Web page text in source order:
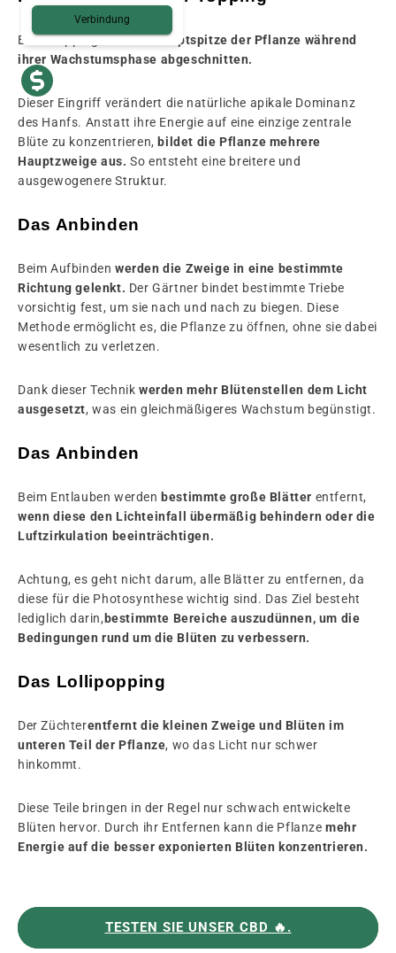
Beim Topping wirddie Hauptspitze der Pflanze während
ihrer Wachstumsphase abgeschnitten.
Dieser Eingriff verändert die natürliche apikale Dominanz
des Hanfs. Anstatt ihre Energie auf eine einzige zentrale
Blüte zu konzentrieren, bildet die Pflanze mehrere
Hauptzweige aus. So entsteht eine breitere und
ausgewogenere Struktur.
Das Anbinden
Beim Aufbinden werden die Zweige in eine bestimmte
Richtung gelenkt. Der Gärtner bindet bestimmte Triebe
vorsichtig fest, um sie nach und nach zu biegen. Diese
Methode ermöglicht es, die Pflanze zu öffnen, ohne sie dabei
wesentlich zu verletzen.
Dank dieser Technik werden mehr Blütenstellen dem Licht
ausgesetzt, was ein gleichmäßigeres Wachstum begünstigt.
Das Anbinden
Beim Entlauben werden bestimmte große Blätter entfernt,
wenn diese den Lichteinfall übermäßig behindern oder die
Luftzirkulation beeinträchtigen.
Achtung, es geht nicht darum, alle Blätter zu entfernen, da
diese für die Photosynthese wichtig sind. Das Ziel besteht
lediglich darin, bestimmte Bereiche auszudünnen, um die
Bedingungen rund um die Blüten zu verbessern.
Das Lollipopping
Der Züchterentfernt die kleinen Zweige und Blüten im
unteren Teil der Pflanze, wo das Licht nur schwer
hinkommt.
Diese Teile bringen in der Regel nur schwach entwickelte
Blüten hervor. Durch ihr Entfernen kann die Pflanzemehr
Energie auf die besser exponierten Blüten konzentrieren.
TESTEN SIE UNSER CBD 🔥.
Verbindung